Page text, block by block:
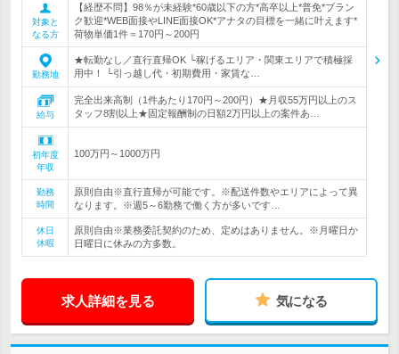
対象と
なる方
【経歴不問】98％が未経験*60歳以下の方*高卒以上*普免*ブラン
ク歓迎*WEB面接やLINE面接OK*アナタの目標を一緒に叶えます*
荷物単価1件＝170円～200円
勤務地
★転勤なし／直行直帰OK └稼げるエリア・関東エリアで積極採
用中！ └引っ越し代・初期費用・家賃な…
給与
完全出来高制（1件あたり170円～200円）★月収55万円以上のス
タッフ8割以上★固定報酬制の日額2万円以上の案件あ…
初年度
年収
100万円～1000万円
勤務
時間
原則自由※直行直帰が可能です。※配送件数やエリアによって異
なります。※週5～6勤務で働く方が多いです…
休日
休暇
原則自由※業務委託契約のため、定めはありません。※月曜日か
日曜日に休みの方多数。
求人詳細を見る 気になる